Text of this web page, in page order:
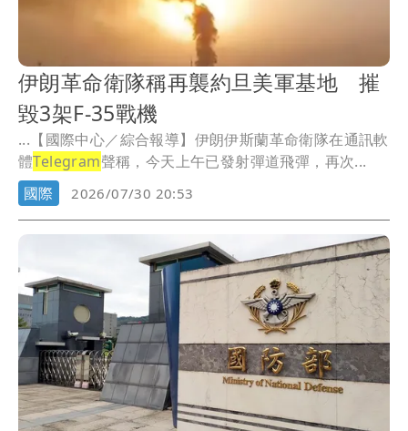
伊朗革命衛隊稱再襲約旦美軍基地 摧
毀3架F-35戰機
...【國際中心／綜合報導】伊朗伊斯蘭革命衛隊在通訊軟
體Telegram聲稱，今天上午已發射彈道飛彈，再次...
國際
2026/07/30 20:53